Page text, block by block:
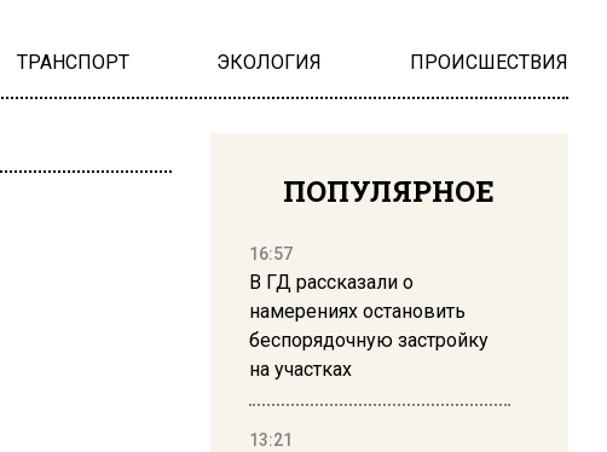
ТРАНСПОРТ ЭКОЛОГИЯ ПРОИСШЕСТВИЯ
ПОПУЛЯРНОЕ
16:57
В ГД рассказали о
намерениях остановить
беспорядочную застройку
на участках
13:21